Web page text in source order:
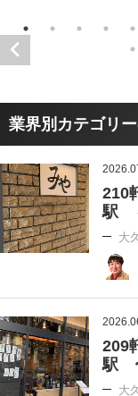
業界別カテゴリ
210
駅
大
209
駅
大